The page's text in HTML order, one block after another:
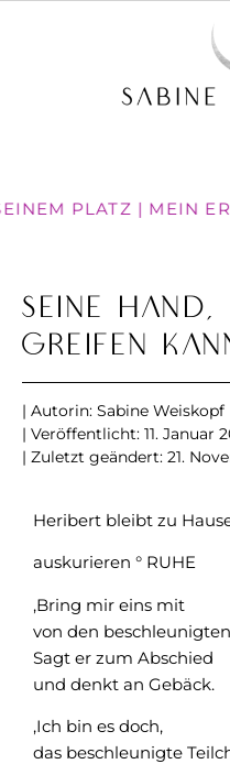
PLATZ | MEIN
Seine
greifen
| Autorin: Sabine Weiskopf
| Veröffentlicht: 11. Januar
| Zuletzt geändert: 21.
Heribert bleibt zu
auskurieren ° RUHE
‚Bring mir eins mit
von den beschleunigten
Sagt er zum Abschied
und denkt an Gebäck.
‚Ich bin es doch,
das beschleunigte